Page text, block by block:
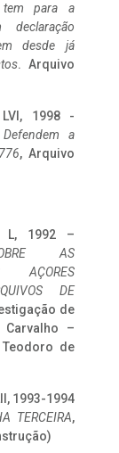
tem para a
desde já
. Arquivo
1998 -
a
, Arquivo
L, 1992 –
AS
AÇORES
DE
de
–
de
1993-1994
TERCEIRA,